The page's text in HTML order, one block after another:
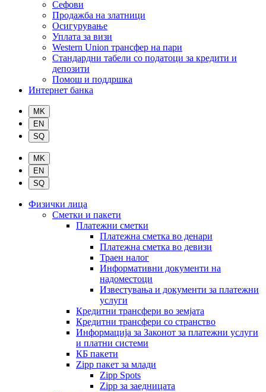
Сефови
Продажба на златници
Осигурување
Уплата за визи
Western Union трансфер на пари
Стандардни табели со податоци за кредити и
депозити
Помош и поддршка
Интернет банка
Физички лица
Сметки и пакети
Платежни сметки
Платежна сметка во денари
Платежна сметка во девизи
Траен налог
Информативни документи на
надоместоци
Известувања и документи за платежни
услуги
Кредитни трансфери во земјата
Кредитни трансфери со странство
Информација за Законот за платежни услуги
и платни системи
КБ пакети
Zipp пакет за млади
Zipp Spots
Zipp за заедницата